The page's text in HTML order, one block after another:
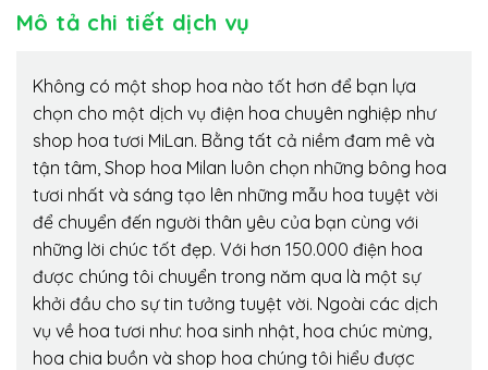
Mô tả chi tiết dịch vụ
Không có một shop hoa nào tốt hơn để bạn lựa
chọn cho một dịch vụ điện hoa chuyên nghiệp như
shop hoa tươi MiLan. Bằng tất cả niềm đam mê và
tận tâm, Shop hoa Milan luôn chọn những bông hoa
tươi nhất và sáng tạo lên những mẫu hoa tuyệt vời
để chuyển đến người thân yêu của bạn cùng với
những lời chúc tốt đẹp. Với hơn 150.000 điện hoa
được chúng tôi chuyển trong năm qua là một sự
khởi đầu cho sự tin tưởng tuyệt vời. Ngoài các dịch
vụ về hoa tươi như: hoa sinh nhật, hoa chúc mừng,
hoa chia buồn và shop hoa chúng tôi hiểu được